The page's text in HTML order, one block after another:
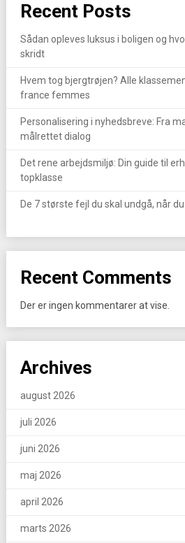
Recent Posts
Sådan opleves luksus i boligen og
skridt
Hvem tog bjergtrøjen? Alle
france femmes
Personalisering i nyhedsbreve: Fra
målrettet dialog
Det rene arbejdsmiljø: Din guide til
topklasse
De 7 største fejl du skal undgå, når
Recent Comments
Der er ingen kommentarer at vise.
Archives
august 2026
juli 2026
juni 2026
maj 2026
april 2026
marts 2026